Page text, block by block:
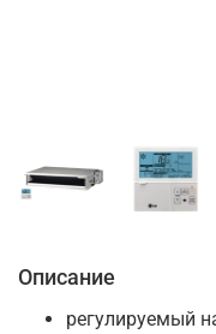
Описание
регулируемый